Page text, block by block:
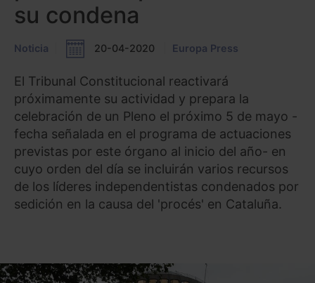
su condena
Noticia 20-04-2020 Europa Press
El Tribunal Constitucional reactivará
próximamente su actividad y prepara la
celebración de un Pleno el próximo 5 de mayo -
fecha señalada en el programa de actuaciones
previstas por este órgano al inicio del año- en
cuyo orden del día se incluirán varios recursos
de los líderes independentistas condenados por
sedición en la causa del 'procés' en Cataluña.